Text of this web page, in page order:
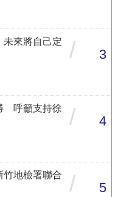
來將自己定
/ 3
呼籲支持徐
/ 4
地檢署聯合
/ 5